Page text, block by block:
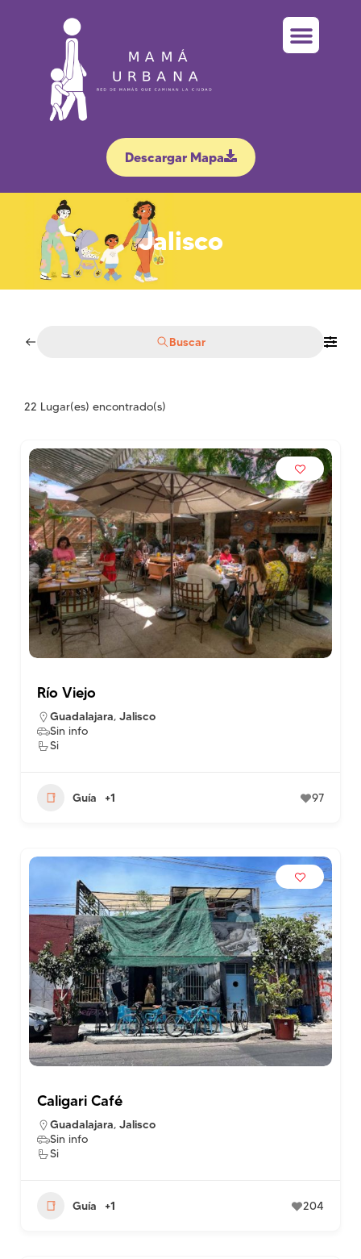
Descargar Mapa
Jalisco
Buscar
22 Lugar(es) encontrado(s)
Río Viejo
Guadalajara, Jalisco
Sin info
Si
Guía +1 97
Caligari Café
Guadalajara, Jalisco
Sin info
Si
Guía +1 204